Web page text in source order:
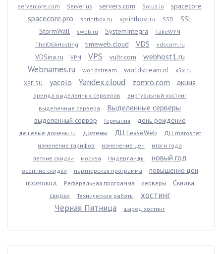
servercore.com
Serverius servers.com Solus.io spacecore
spacecore.pro sprintbox.ru sprinthost.ru SSD
SSL
StormWall
sweb.ru SystemIntegra
TakeWYN
TheIDEAHosting
timeweb.cloud VDS vdscom.ru
VDSina.ru VPN VPS vultr.com webhost1.ru
Webnames.ru worldstream worldstream.nl
x5x.ru
XPE.SU
yacolo Yandex.cloud zomro.com акция
аренда выделенных серверов
виртуальный хостинг
выделенные сервера
Выделенные серверы
выделенный сервер Германия день рождение
дешевые домены ru домены ДЦ LeaseWeb
ДЦ marosnet
изменение тарифов
изменение цен
итоги года
летние скидки
москва Нидерланды новый год
осенние скидки партнерская программа
повышение цен
промокод
Реферальная программа серверы
Скидка
скидки
Технические работы
хостинг
Чёрная Пятница
шаред хостинг